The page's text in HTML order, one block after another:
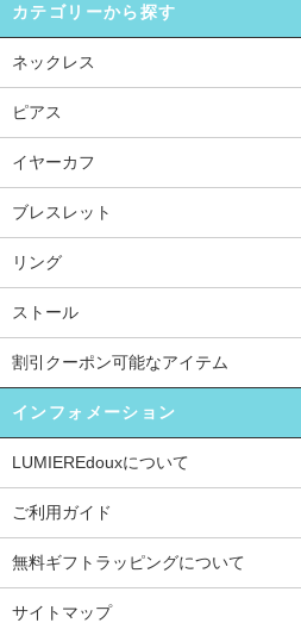
カテゴリーから探す
ネックレス
ピアス
イヤーカフ
ブレスレット
リング
ストール
割引クーポン可能なアイテム
インフォメーション
LUMIEREdouxについて
ご利用ガイド
無料ギフトラッピングについて
サイトマップ